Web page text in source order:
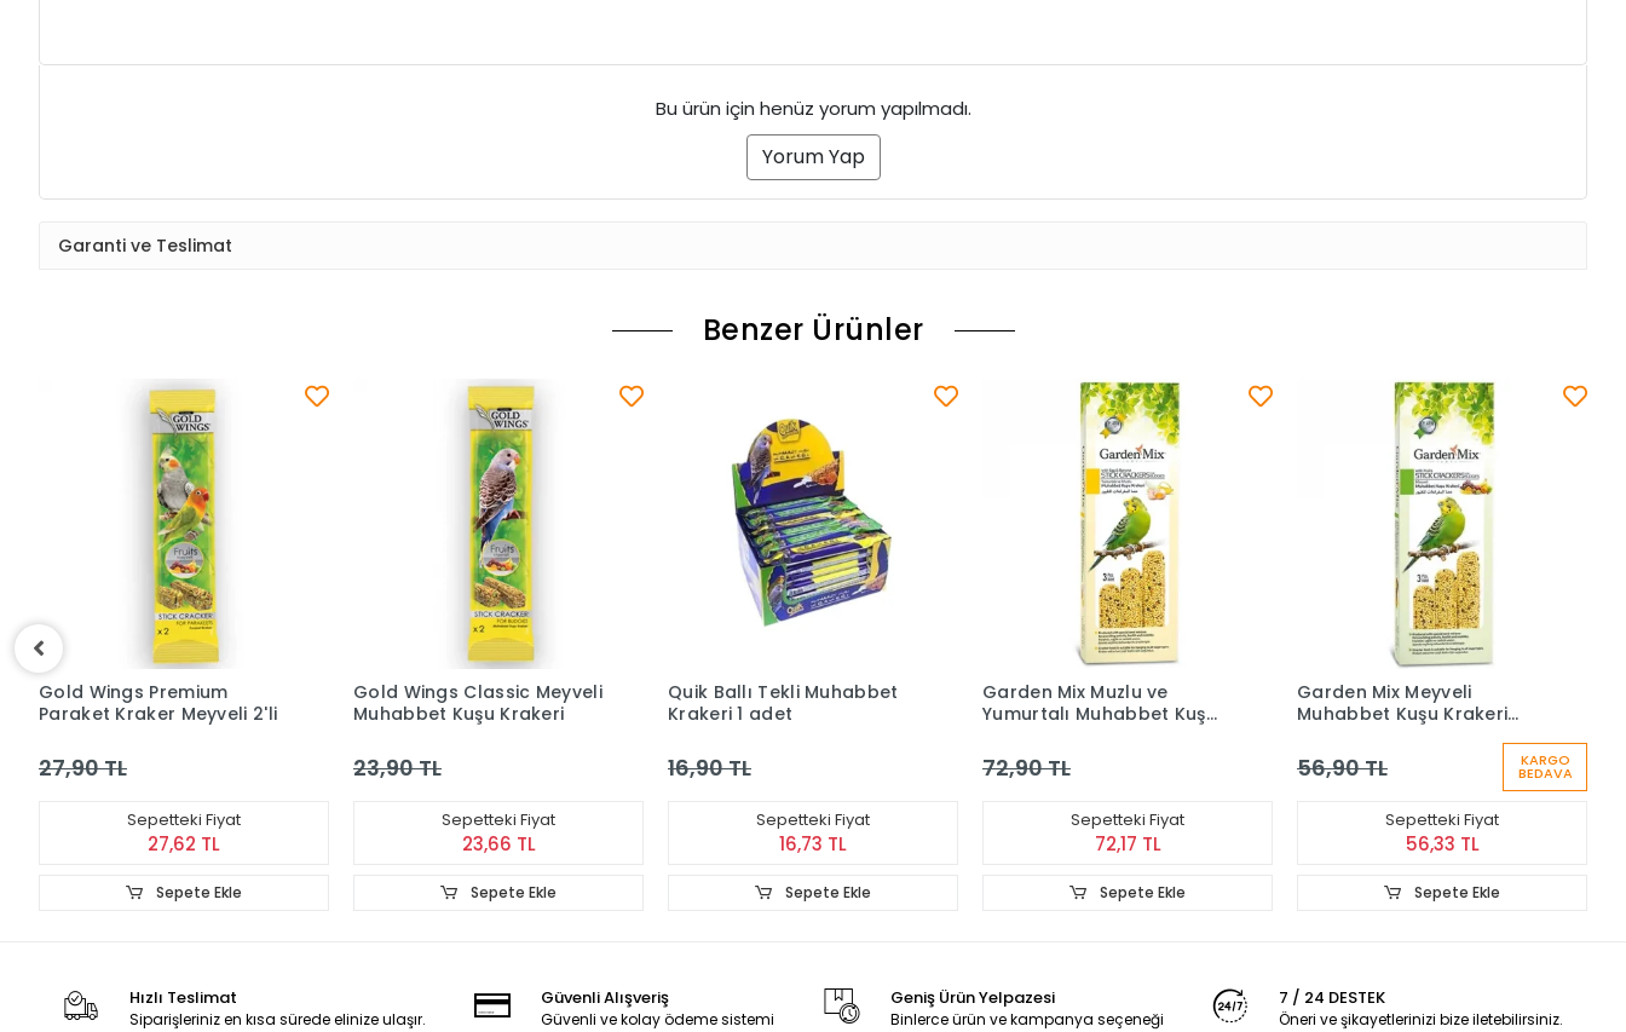
Bu ürün için henüz yorum yapılmadı.
Yorum Yap
Garanti ve Teslimat
Benzer Ürünler
Gold Wings Premium
Paraket Kraker Meyveli 2'li
27,90 TL
Sepetteki Fiyat
27,62 TL
Sepete Ekle
Gold Wings Classic Meyveli
Muhabbet Kuşu Krakeri
23,90 TL
Sepetteki Fiyat
23,66 TL
Sepete Ekle
Quik Ballı Tekli Muhabbet
Krakeri 1 adet
16,90 TL
Sepetteki Fiyat
16,73 TL
Sepete Ekle
Garden Mix Muzlu ve
Yumurtalı Muhabbet Kuş
72,90 TL
Sepetteki Fiyat
72,17 TL
Sepete Ekle
Garden Mix Meyveli
Muhabbet Kuşu Krakeri
56,90 TL KARGO
BEDAVA
Sepetteki Fiyat
56,33 TL
Sepete Ekle
Hızlı Teslimat
Siparişleriniz en kısa sürede elinize ulaşır.
Güvenli Alışveriş
Güvenli ve kolay ödeme sistemi
Geniş Ürün Yelpazesi
Binlerce ürün ve kampanya seçeneği
7 / 24 DESTEK
Öneri ve şikayetlerinizi bize iletebilirsiniz.